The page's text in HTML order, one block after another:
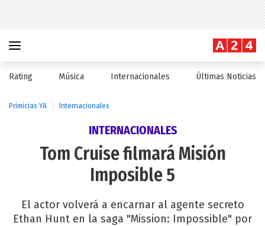
Rating Música Internacionales Últimas Noticias
Primicias YA Internacionales
INTERNACIONALES
Tom Cruise filmará Misión
Imposible 5
El actor volverá a encarnar al agente secreto
Ethan Hunt en la saga "Mission: Impossible" por